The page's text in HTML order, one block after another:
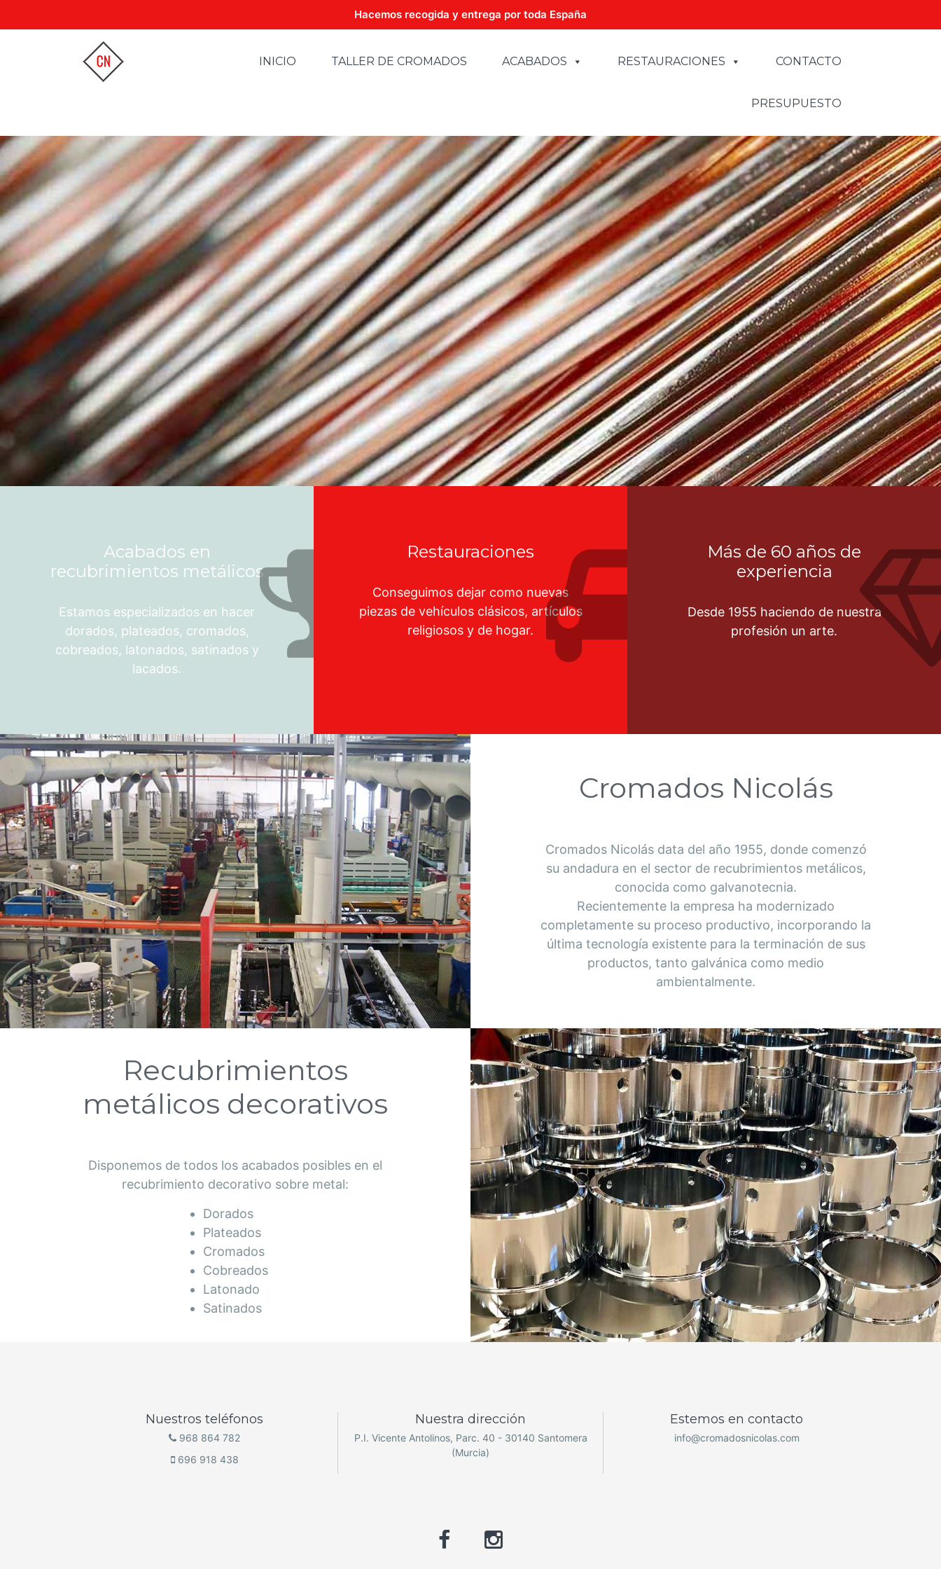
Hacemos recogida y entrega por toda España
INICIO TALLER DE CROMADOS ACABADOS RESTAURACIONES CONTACTO
PRESUPUESTO
CROMADOS NICOLÁS
Acabados en
recubrimientos metálicos
Estamos especializados en hacer
dorados, plateados, cromados,
cobreados, latonados, satinados y
lacados.
Restauraciones
Conseguimos dejar como nuevas
piezas de vehículos clásicos, artículos
religiosos y de hogar.
Más de 60 años de
experiencia
Desde 1955 haciendo de nuestra
profesión un arte.
Cromados Nicolás
Cromados Nicolás data del año 1955, donde comenzó
su andadura en el sector de recubrimientos metálicos,
conocida como galvanotecnia.
Recientemente la empresa ha modernizado
completamente su proceso productivo, incorporando la
última tecnología existente para la terminación de sus
productos, tanto galvánica como medio
ambientalmente.
Recubrimientos
metálicos decorativos
Disponemos de todos los acabados posibles en el
recubrimiento decorativo sobre metal:
Dorados
Plateados
Cromados
Cobreados
Latonado
Satinados
Nuestros teléfonos
968 864 782
696 918 438
Nuestra dirección
P.I. Vicente Antolinos, Parc. 40 - 30140 Santomera
(Murcia)
Estemos en contacto
info@cromadosnicolas.com